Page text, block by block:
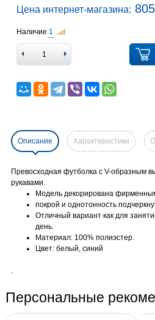
Цена интернет-магазина:
Наличие 1
Описание Характеристики
Превосходная футболка с V-образным
рукавами.
Модель декорирована
покрой и однотонность
Отличный вариант как для
день.
Материал: 100% полиэстер.
Цвет: белый, синий
Персональные